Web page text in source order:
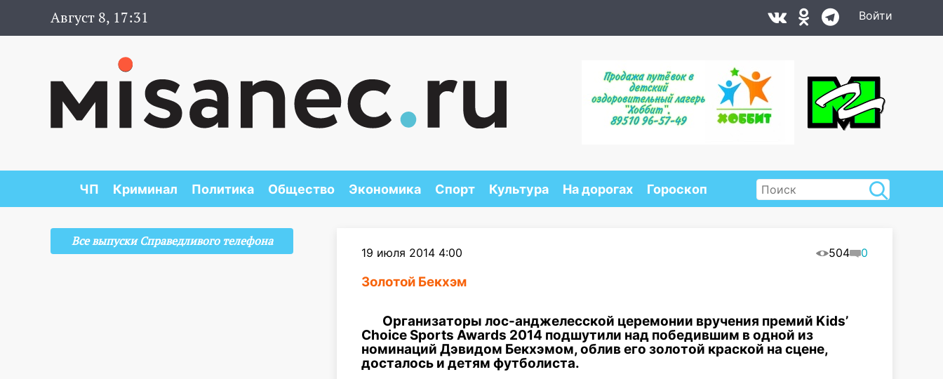
Август 8, 17:31 Войти
ЧП Криминал Политика Общество Экономика Спорт Культура На дорогах Гороскоп
19 июля 2014 4:00 504 0
Золотой Бекхэм
Организаторы лос-анджелесской церемонии вручения премий Kids’
Choice Sports Awards 2014 подшутили над победившим в одной из
номинаций Дэвидом Бекхэмом, облив его золотой краской на сцене,
досталось и детям футболиста.
Все выпуски Справедливого телефона